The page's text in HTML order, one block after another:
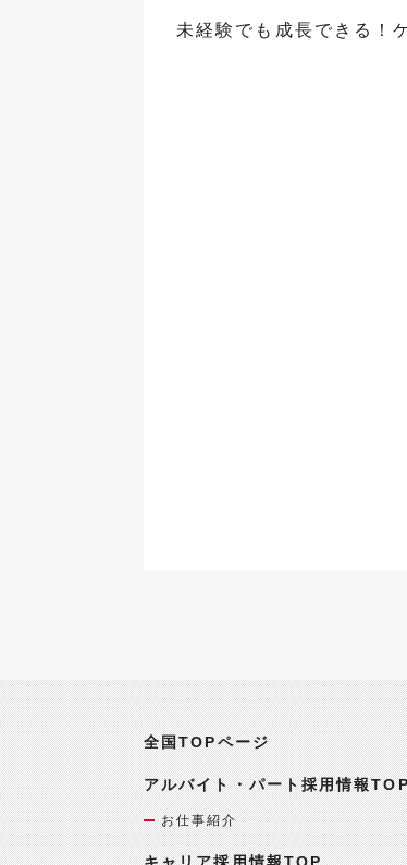
未経験でも成長できる！
全国TOPページ
アルバイト・パート採用情報
お仕事紹介
キャリア採用情報TOP